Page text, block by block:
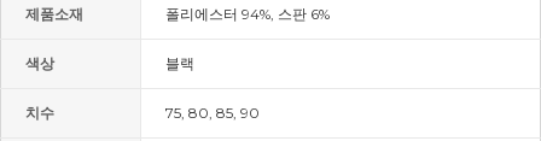
제품소재 폴리에스터 94%, 스판 6%
색상 블랙
치수 75, 80, 85, 90